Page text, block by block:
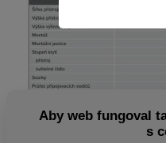
Aby web fungoval
s